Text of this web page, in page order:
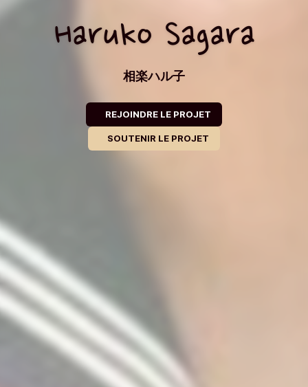
Haruko Sagara
相楽ハル子
REJOINDRE LE PROJET
SOUTENIR LE PROJET